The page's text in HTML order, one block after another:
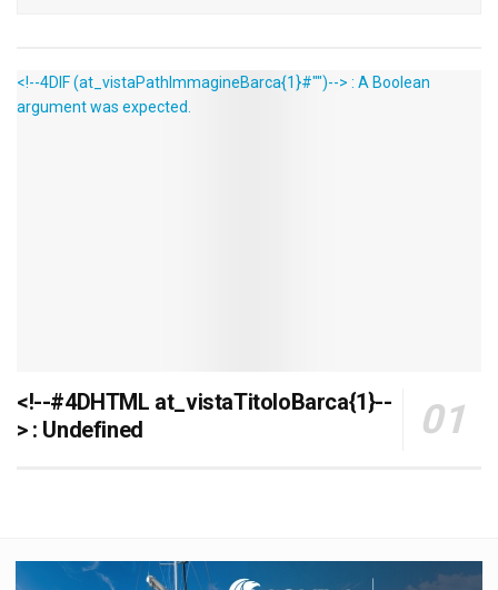
<!--4DIF (at_vistaPathImmagineBarca{1}#"")--> : A Boolean
argument was expected.
<!--#4DHTML at_vistaTitoloBarca{1}--
> : Undefined